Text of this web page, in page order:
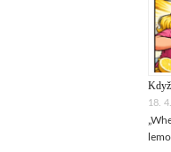
18.